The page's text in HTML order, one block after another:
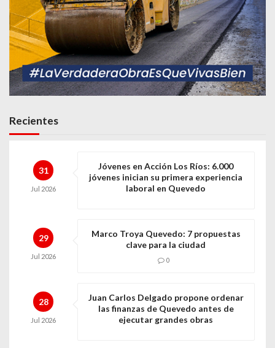
Recientes
31
Jul 2026
Jóvenes en Acción Los Ríos: 6.000
jóvenes inician su primera experiencia
laboral en Quevedo
29
Jul 2026
Marco Troya Quevedo: 7 propuestas
clave para la ciudad
0
28
Jul 2026
Juan Carlos Delgado propone ordenar
las finanzas de Quevedo antes de
ejecutar grandes obras